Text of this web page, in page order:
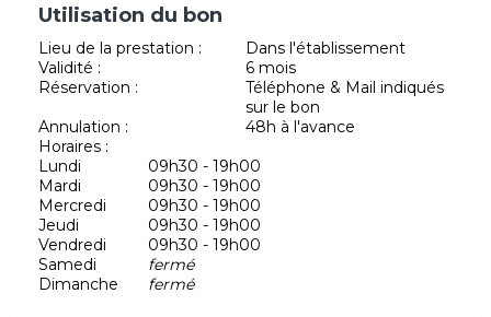
Utilisation du bon
Lieu de la prestation :
Dans l'établissement
Validité :
6 mois
Réservation :
Téléphone & Mail indiqués
sur le bon
Annulation :
48h à l'avance
Horaires :
Lundi
09h30 - 19h00
Mardi
09h30 - 19h00
Mercredi
09h30 - 19h00
Jeudi
09h30 - 19h00
Vendredi
09h30 - 19h00
Samedi
fermé
Dimanche
fermé